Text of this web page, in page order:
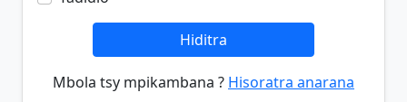
Hiditra
Mbola tsy mpikambana ? Hisoratra anarana